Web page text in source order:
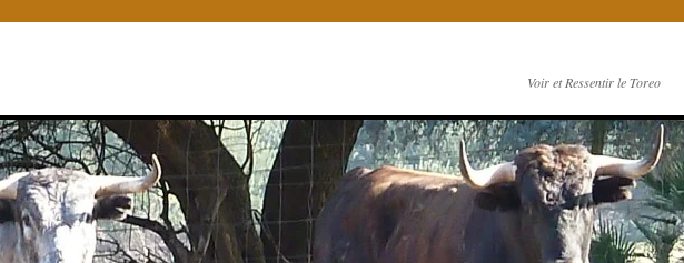
Voir et Ressentir le Toreo